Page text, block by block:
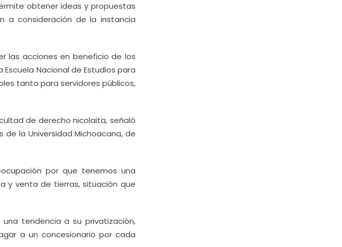
obtener ideas y propuestas
a consideración de la instancia
las acciones en beneficio de los
Nacional de Estudios para
tanto para servidores públicos,
de derecho nicolaita, señaló
la Universidad Michoacana, de
por que tenemos una
y venta de tierras, situación que
tendencia a su privatización,
a un concesionario por cada